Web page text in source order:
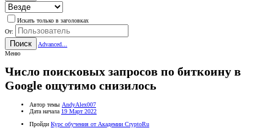
Искать только в заголовках
От:
Поиск
Advanced...
Меню
Число поисковых запросов по биткоину в
Google ощутимо снизилось
Автор темы AndyAlex007
Дата начала 19 Март 2022
Пройди Курс обучения от Академии CryptoRu